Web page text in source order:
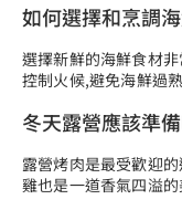
如何選擇和烹調
選擇新鮮的海鮮食材
控制火候,避免海鮮過
冬天露營應該準
露營烤肉是最受歡迎
雞也是一道香氣四溢的